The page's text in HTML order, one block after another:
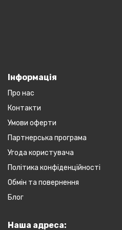
Інформація
Про нас
Контакти
Умови оферти
Партнерська програма
Угода користувача
Політика конфіденційності
Обмін та повернення
Блог
Наша адреса: